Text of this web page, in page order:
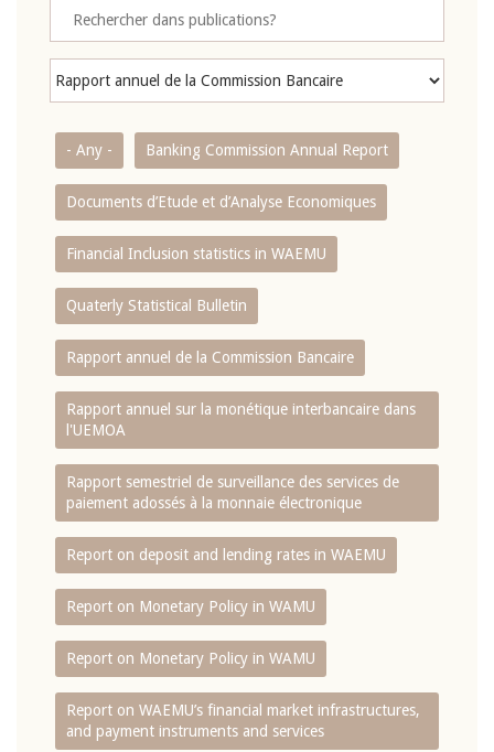
- Any - Banking Commission Annual Report
Documents d’Etude et d’Analyse Economiques
Financial Inclusion statistics in WAEMU
Quaterly Statistical Bulletin
Rapport annuel de la Commission Bancaire
Rapport annuel sur la monétique interbancaire dans
l'UEMOA
Rapport semestriel de surveillance des services de
paiement adossés à la monnaie électronique
Report on deposit and lending rates in WAEMU
Report on Monetary Policy in WAMU
Report on Monetary Policy in WAMU
Report on WAEMU’s financial market infrastructures,
and payment instruments and services